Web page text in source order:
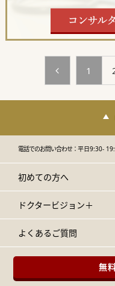
1
電話でのお問い合わせ：平日9:30-
初めての方へ
ドクタービジョン＋
よくあるご質問
無